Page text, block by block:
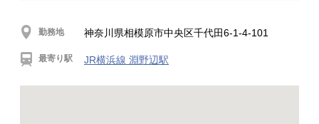
勤務地 神奈川県相模原市中央区千代田6-1-4-101
最寄り駅 JR横浜線 淵野辺駅